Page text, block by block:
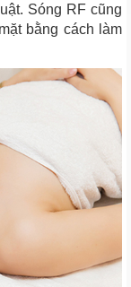
Sóng RF cũng
bằng cách làm